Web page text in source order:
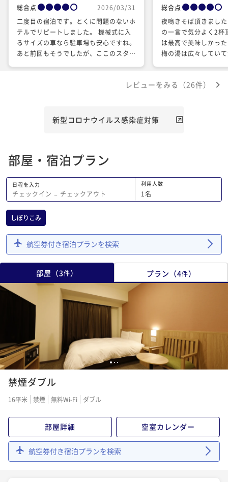
総合点
2026/03/31
二度目の宿泊です。とくに問題のないホ
テルでリピートしました。 機械式に入
るサイズの車なら駐車場も安心ですね。
あと前回もそうでしたが、ここのスタッ
無。とはいえお願いしたことはちゃんと
朝食で出すメニューは開始から終了まで
て。それが出来ないって単純に怠慢だな
で、水戸に行く際はまた利用したいなと
思っています。
総合点
夜鳴きそば頂きまし
の一言で気分よく2杯
は最高で美味しかっ
梅の湯は広々してい
また、宿泊したいと
レビューをみる（26件）
新型コロナウイルス感染症対策
部屋・宿泊プラン
日程を入力
チェックイン − チェックアウト
利用人数
1名
しぼりこみ
航空券付き宿泊プランを検索
部屋 （3件） プラン （4件）
1 2 3
禁煙ダブル
16平米 禁煙 無料Wi-Fi ダブル
部屋詳細 空室カレンダー
航空券付き宿泊プランを検索